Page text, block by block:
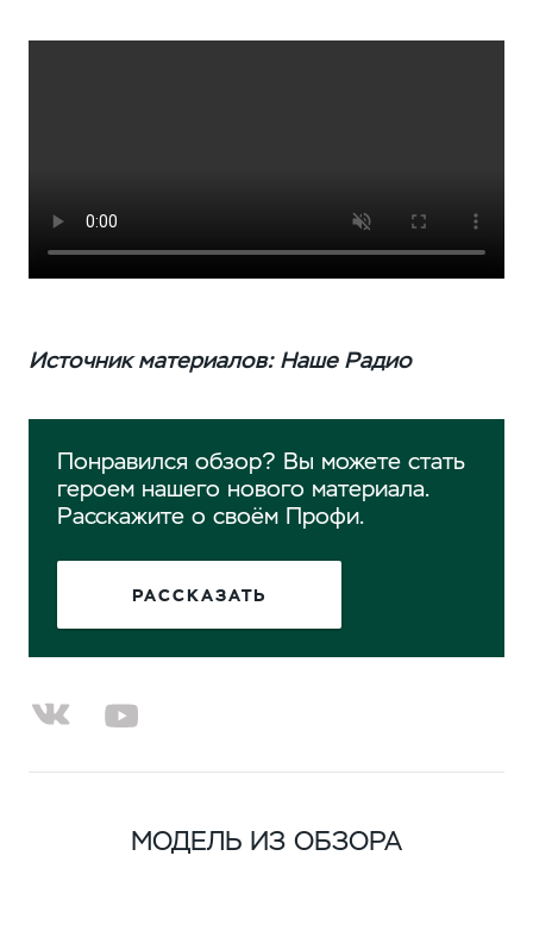
Источник материалов: Наше Радио
Понравился обзор? Вы можете стать
героем нашего нового материала.
Расскажите о своём Профи.
РАССКАЗАТЬ
МОДЕЛЬ ИЗ ОБЗОРА